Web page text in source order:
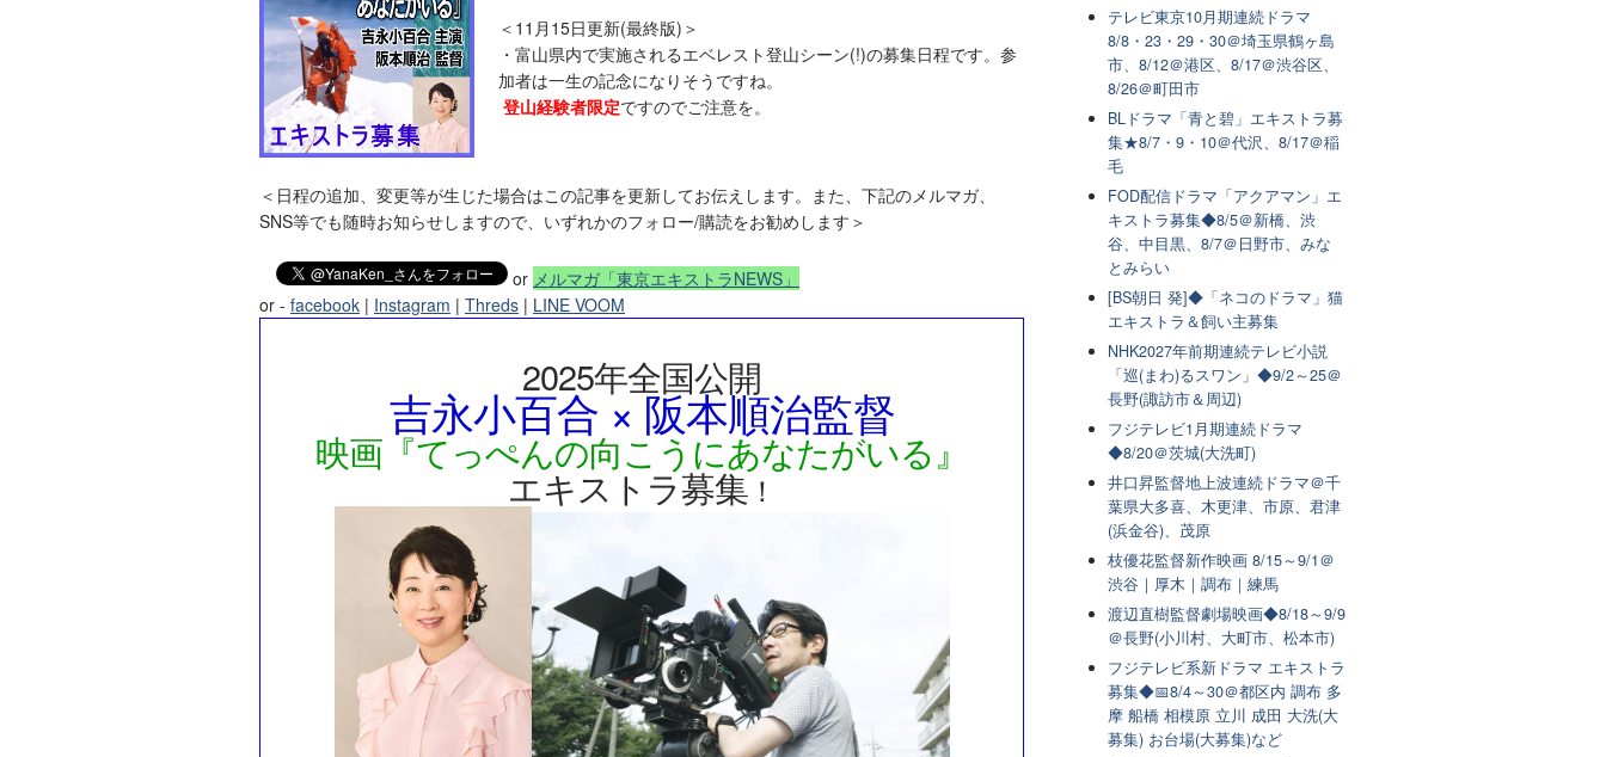
＜11月15日更新(最終版)＞
・富山県内で実施されるエベレスト登山シーン(!)の募集日程です。参
加者は一生の記念になりそうですね。
登山経験者限定ですのでご注意を。
＜日程の追加、変更等が生じた場合はこの記事を更新してお伝えします。また、下記のメルマガ、
SNS等でも随時お知らせしますので、いずれかのフォロー/購読をお勧めします＞
or メルマガ「東京エキストラNEWS」
or - facebook | Instagram | Threds | LINE VOOM
2025年全国公開
吉永小百合 × 阪本順治監督
映画『てっぺんの向こうにあなたがいる』
エキストラ募集 ！
テレビ東京10月期連続ドラマ
8/8・23・29・30＠埼玉県鶴ヶ島
市、8/12＠港区、8/17＠渋谷区、
8/26＠町田市
BLドラマ「青と碧」エキストラ募
集★8/7・9・10＠代沢、8/17＠稲
毛
FOD配信ドラマ「アクアマン」エ
キストラ募集◆8/5＠新橋、渋
谷、中目黒、8/7＠日野市、みな
とみらい
[BS朝日 発]◆「ネコのドラマ」猫
エキストラ＆飼い主募集
NHK2027年前期連続テレビ小説
「巡(まわ)るスワン」◆9/2～25＠
長野(諏訪市＆周辺)
フジテレビ1月期連続ドラマ
◆8/20＠茨城(大洗町)
井口昇監督地上波連続ドラマ＠千
葉県大多喜、木更津、市原、君津
(浜金谷)、茂原
枝優花監督新作映画 8/15～9/1＠
渋谷｜厚木｜調布｜練馬
渡辺直樹監督劇場映画◆8/18～9/9
＠長野(小川村、大町市、松本市)
フジテレビ系新ドラマ エキストラ
募集◆📅8/4～30＠都区内 調布 多
摩 船橋 相模原 立川 成田 大洗(大
募集) お台場(大募集)など